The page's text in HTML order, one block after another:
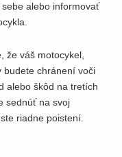
alebo informovať
že váš motocykel,
budete chránení voči
alebo škôd na tretích
sednúť na svoj
riadne poistení.